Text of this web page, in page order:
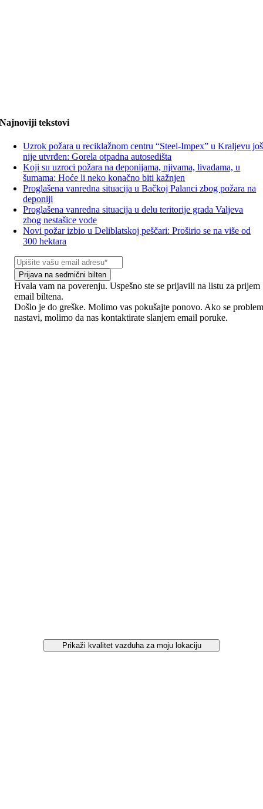
Najnoviji tekstovi
Uzrok požara u reciklažnom centru “Steel-Impex” u Kraljevu još
nije utvrđen: Gorela otpadna autosedišta
Koji su uzroci požara na deponijama, njivama, livadama, u
šumama: Hoće li neko konačno biti kažnjen
Proglašena vanredna situacija u Bačkoj Palanci zbog požara na
deponiji
Proglašena vanredna situacija u delu teritorije grada Valjeva
zbog nestašice vode
Novi požar izbio u Deliblatskoj peščari: Proširio se na više od
300 hektara
Prijava na sedmični bilten
Hvala vam na poverenju. Uspešno ste se prijavili na listu za prijem
email biltena.
Došlo je do greške. Molimo vas pokušajte ponovo. Ako se
nastavi, molimo da nas kontaktirate slanjem email poruke.
Prikaži kvalitet vazduha za moju lokaciju